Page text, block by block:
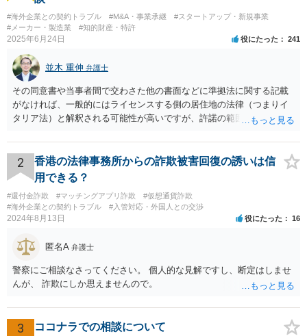
#海外企業との契約トラブル #M&A・事業承継
#スタートアップ・新規事業
#メーカー・製造業
#知的財産・特許
2025年6月24日 役にたった 241
並木 重伸 弁護士
その同意書や当事者間で交わさた他の書面などに準拠法に関する記載
がなければ、一般的にはライセンスする側の居住地の法律（つまりイ
タリア法）と解釈される可能性が高いですが、許諾の範囲が日本国内
あります。 なお、仮に日本法になるとしても、新しい会社との間で契
約が有効かどうかは、ライセンスされた権利の種類（著作権、商標
権、特許権など）や契約の時期などを見て判断する必要があります。
いずれにせよ具体的事情が分からないと確定的な回答は難しいと思わ
れますので、弁護士に直接相談されることをお勧めします。
2
香港の法律事務所からの詐欺被害回復の誘いは信
用できる？
#還付金詐欺 #マッチングアプリ詐欺
#仮想通貨詐欺
#海外企業との契約トラブル
#入管対応・外国人との交渉
2024年8月13日 役にたった 16
匿名A 弁護士
警察にご相談なさってください。 個人的な見解ですし、断定はしませ
んが、 詐欺にしか思えませんので。
3 ココナラでの相談について